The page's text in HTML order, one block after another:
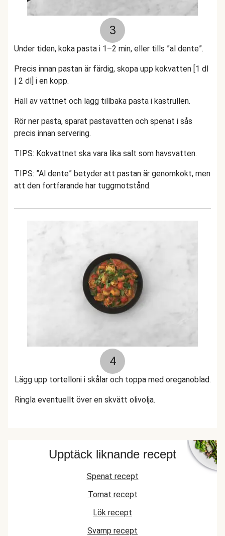
3
Under tiden, koka pasta i 1–2 min, eller tills ”al dente”.
Precis innan pastan är färdig, skopa upp kokvatten [1 dl
| 2 dl] i en kopp.
Häll av vattnet och lägg tillbaka pasta i kastrullen.
Rör ner pasta, sparat pastavatten och spenat i sås
precis innan servering.
TIPS: Kokvattnet ska vara lika salt som havsvatten.
TIPS: ”Al dente” betyder att pastan är genomkokt, men
att den fortfarande har tuggmotstånd.
4
Lägg upp tortelloni i skålar och toppa med oreganoblad.
Ringla eventuellt över en skvätt olivolja.
Upptäck liknande recept
Spenat recept
Tomat recept
Lök recept
Svamp recept